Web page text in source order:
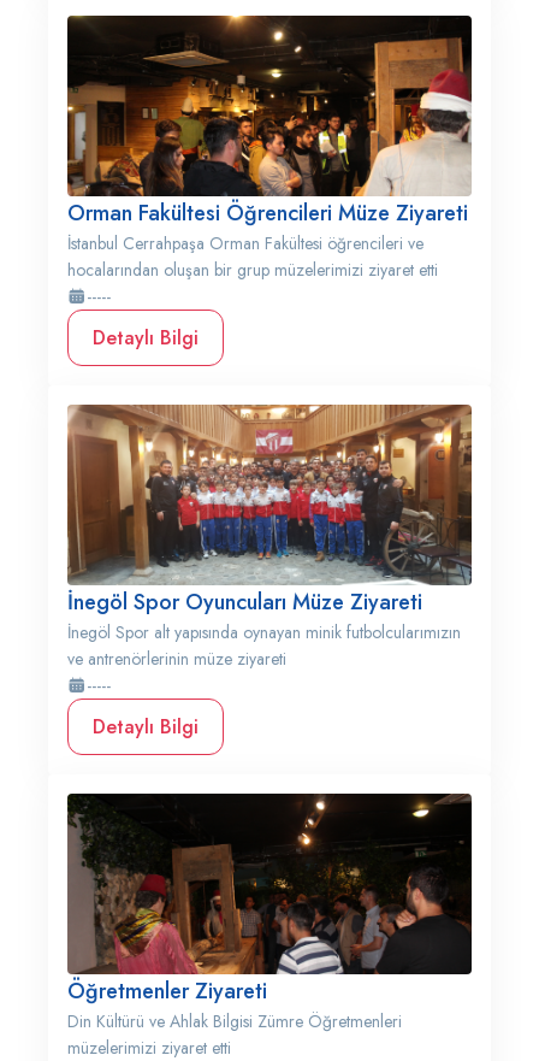
Orman Fakültesi Öğrencileri Müze Ziyareti
İstanbul Cerrahpaşa Orman Fakültesi öğrencileri ve
hocalarından oluşan bir grup müzelerimizi ziyaret etti
-----
Detaylı Bilgi
İnegöl Spor Oyuncuları Müze Ziyareti
İnegöl Spor alt yapısında oynayan minik futbolcularımızın
ve antrenörlerinin müze ziyareti
-----
Detaylı Bilgi
Öğretmenler Ziyareti
Din Kültürü ve Ahlak Bilgisi Zümre Öğretmenleri
müzelerimizi ziyaret etti